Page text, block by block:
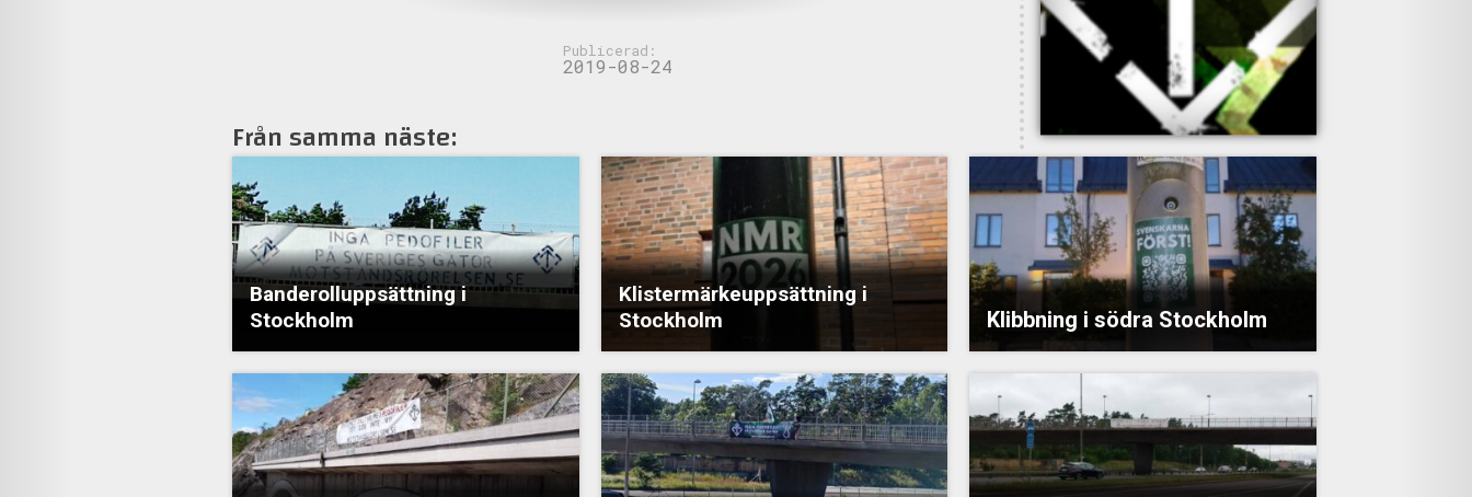
Publicerad:
2019-08-24
Från samma näste:
Banderolluppsättning i
Stockholm
Klistermärkeuppsättning i
Stockholm
Klibbning i södra Stockholm